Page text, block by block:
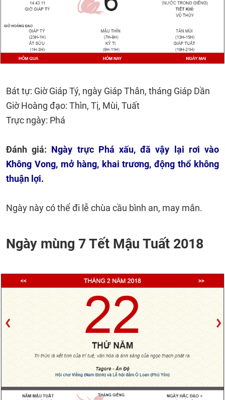
Bát tự: Giờ Giáp Tý, ngày Giáp Thân, tháng Giáp Dần
Giờ Hoàng đạo: Thìn, Tị, Mùi, Tuất
Trực ngày: Phá
Đánh giá: Ngày trực Phá xấu, đã vậy lại rơi vào
Không Vong, mở hàng, khai trương, động thổ không
thuận lợi.
Ngày này có thể đi lễ chùa cầu bình an, may mắn.
Ngày mùng 7 Tết Mậu Tuất 2018